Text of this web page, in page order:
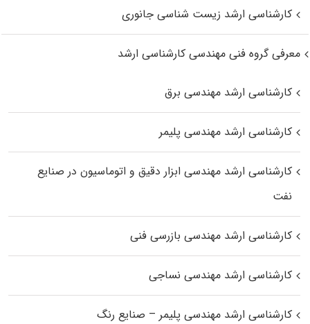
کارشناسی ارشد زیست‌ شناسی جانوری
معرفی گروه فنی مهندسی کارشناسی ارشد
کارشناسی ارشد مهندسی برق
کارشناسی ارشد مهندسی پلیمر
کارشناسی ارشد مهندسی ابزار دقیق و اتوماسیون در صنایع
نفت
کارشناسی ارشد مهندسی بازرسی فنی
کارشناسی ارشد مهندسی نساجی
کارشناسی ارشد مهندسی پلیمر – صنایع رنگ